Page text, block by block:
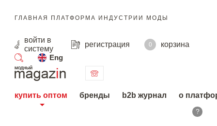
ГЛАВНАЯ ПЛАТФОРМА ИНДУСТРИИ МОДЫ
войти в
систему
регистрация 0
корзина
Eng
поиск
купить оптом бренды b2b журнал о
?